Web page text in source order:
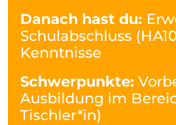
Danach hast du:
Schulabschluss
Kenntnisse
Schwerpunkte:
Ausbildung im
Tischler*in)